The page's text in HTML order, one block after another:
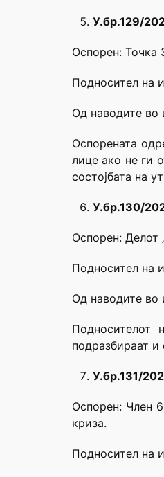
У.бр.129/
Оспорен: Точка
Подносител на
Од наводите во
Оспорената
лице ако не ги
состојбата на
У.бр.130/
Оспорен: Делот
Подносител на
Од наводите во
Подносителот
подразбираат и
У.бр.131/
Оспорен: Член
криза.
Подносител на